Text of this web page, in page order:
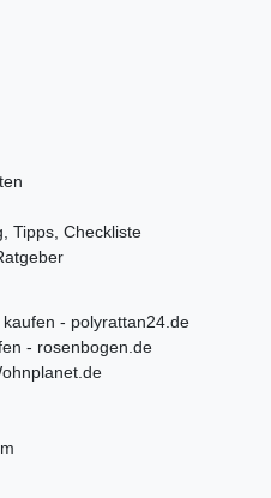
Tipps, Checkliste
- polyrattan24.de
- rosenbogen.de